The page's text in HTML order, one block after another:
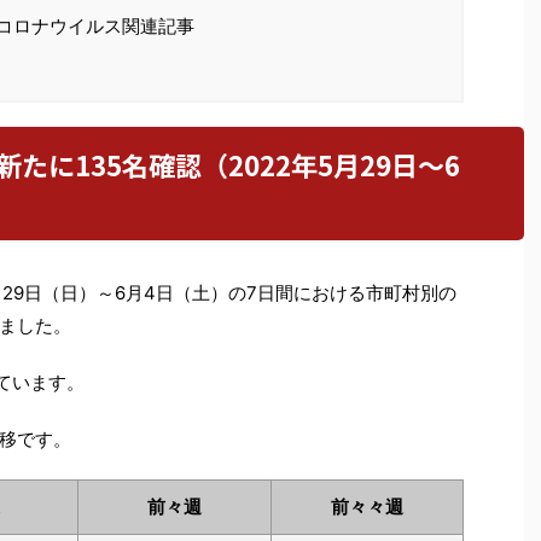
ロナウイルス関連記事
たに135名確認（2022年5月29日～6
日（日）～6月4日（土）の7日間における市町村別の
した。
ます。
です。
前々週 前々々週